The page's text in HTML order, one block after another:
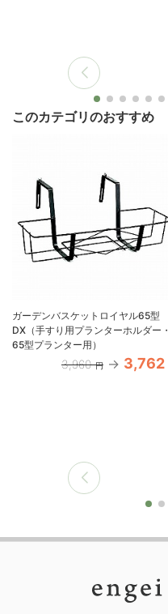
このカテゴリのおすすめ
ガーデンバスケットロイヤル65型
DX（手すり用プランターホルダー・
65型プランター用）
3,960 円 3,762